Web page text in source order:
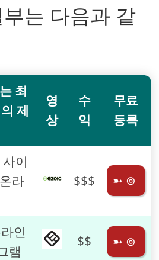
는 다음과 같
최
제
영
상
수
익
무료
등록
이
라
$$$ ➼ ⊚
인
램
$$ ➼ ⊚